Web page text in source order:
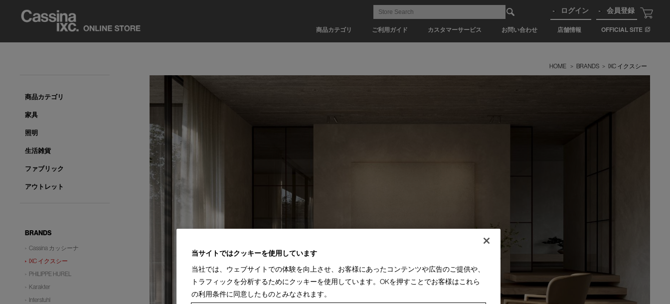
商品カテゴリ ご利用ガイド カスタマーサービス お問い合わせ 店舗情報 OFFICIAL SITE
ログイン 会員登録
HOME > BRANDS > IXC イクスシー
商品カテゴリ
家具
照明
生活雑貨
ファブリック
アウトレット
BRANDS
Cassina カッシーナ
IXC イクスシー
PHILIPPE HUREL
Karakter
Interstuhl
当サイトではクッキーを使用しています
当社では、ウェブサイトでの体験を向上させ、お客様にあったコンテンツや広告のご提供や、
トラフィックを分析するためにクッキーを使用しています。OKを押すことでお客様はこれら
の利用条件に同意したものとみなされます。